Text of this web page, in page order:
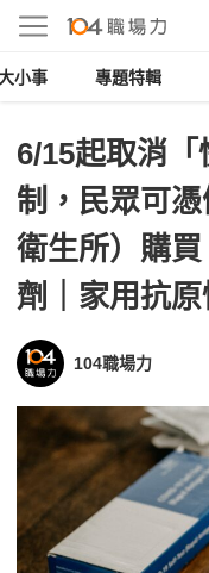
小事 專題特輯
6/15起取消
制，民眾可
衛生所）購
劑｜家用抗
104職場力